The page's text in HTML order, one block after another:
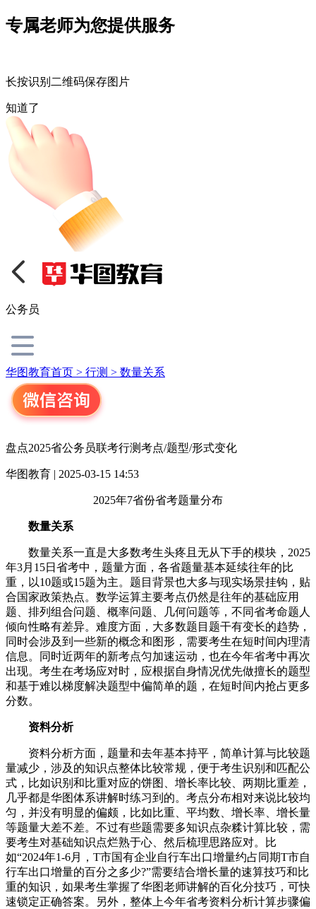
专属老师为您提供服务
长按识别二维码保存图片
知道了
公务员
华图教育首页 > 行测 > 数量关系
盘点2025省公务员联考行测考点/题型/形式变化
华图教育 | 2025-03-15 14:53
2025年7省份省考题量分布
数量关系
数量关系一直是大多数考生头疼且无从下手的模块，2025
年3月15日省考中，题量方面，各省题量基本延续往年的比
重，以10题或15题为主。题目背景也大多与现实场景挂钩，贴
合国家政策热点。数学运算主要考点仍然是往年的基础应用
题、排列组合问题、概率问题、几何问题等，不同省考命题人
倾向性略有差异。难度方面，大多数题目题干有变长的趋势，
同时会涉及到一些新的概念和图形，需要考生在短时间内理清
信息。同时近两年的新考点匀加速运动，也在今年省考中再次
出现。考生在考场应对时，应根据自身情况优先做擅长的题型
和基于难以梯度解决题型中偏简单的题，在短时间内抢占更多
分数。
资料分析
资料分析方面，题量和去年基本持平，简单计算与比较题
量减少，涉及的知识点整体比较常规，便于考生识别和匹配公
式，比如识别和比重对应的饼图、增长率比较、两期比重差，
几乎都是华图体系讲解时练习到的。考点分布相对来说比较均
匀，并没有明显的偏颇，比如比重、平均数、增长率、增长量
等题量大差不差。不过有些题需要多知识点杂糅计算比较，需
要考生对基础知识点烂熟于心、然后梳理思路应对。比
如“2024年1-6月，T市国有企业自行车出口增量约占同期T市自
行车出口增量的百分之多少?”需要结合增长量的速算技巧和比
重的知识，如果考生掌握了华图老师讲解的百化分技巧，可快
速锁定正确答案。另外，整体上今年省考资料分析计算步骤偏